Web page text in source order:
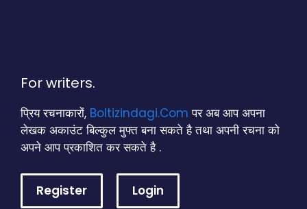
For writers.
प्रिय रचनाकारों, Boltizindagi.Com पर अब आप अपना
लेखक अकाउंट बिल्कुल मुफ्त बना सकते है तथा अपनी रचना को
अपने आप प्रकाशित कर सकते है .
Register Login